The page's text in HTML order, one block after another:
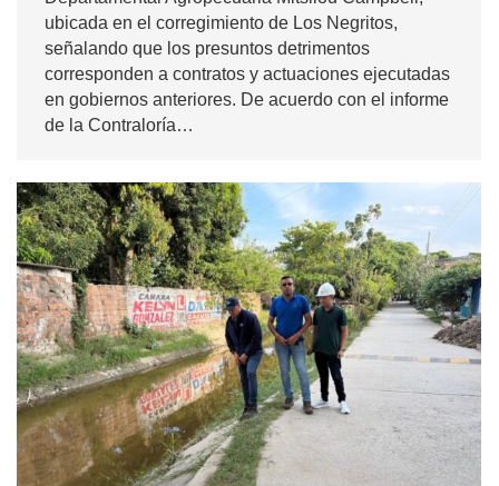
ubicada en el corregimiento de Los Negritos,
señalando que los presuntos detrimentos
corresponden a contratos y actuaciones ejecutadas
en gobiernos anteriores. De acuerdo con el informe
de la Contraloría…